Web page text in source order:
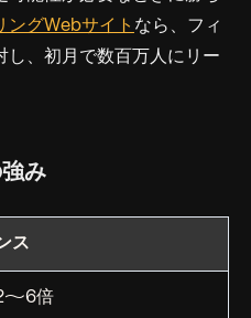
ングWebサイト なら、フィ
し、初月で数百万人にリー
み
ス
〜6倍